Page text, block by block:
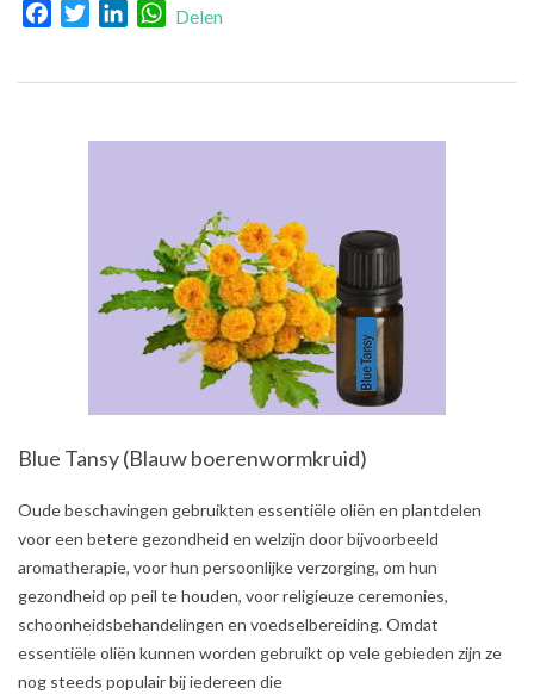
FacebookTwitterLinkedInWhatsApp
Delen
Blue Tansy (Blauw boerenwormkruid)
2021-
Oude beschavingen gebruikten essentiële oliën en plantdelen
voor een betere gezondheid en welzijn door bijvoorbeeld
aromatherapie, voor hun persoonlijke verzorging, om hun
gezondheid op peil te houden, voor religieuze ceremonies,
schoonheidsbehandelingen en voedselbereiding. Omdat
essentiële oliën kunnen worden gebruikt op vele gebieden zijn ze
nog steeds populair bij iedereen die